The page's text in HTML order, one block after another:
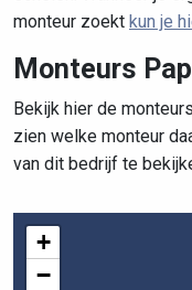
monteur zoekt kun je
Monteurs
Bekijk hier de
zien welke monteur
van dit bedrijf te
+
−